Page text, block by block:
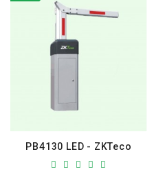
PB4130 LED - ZKTeco